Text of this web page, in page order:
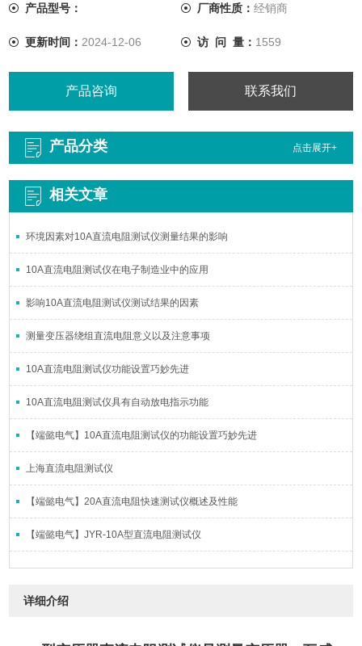
产品型号： 厂商性质： 经销商
更新时间： 2024-12-06 访 问 量： 1559
产品咨询 联系我们
产品分类 点击展开+
相关文章
环境因素对10A直流电阻测试仪测量结果的影响
10A直流电阻测试仪在电子制造业中的应用
影响10A直流电阻测试仪测试结果的因素
测量变压器绕组直流电阻意义以及注意事项
10A直流电阻测试仪功能设置巧妙先进
10A直流电阻测试仪具有自动放电指示功能
【端懿电气】10A直流电阻测试仪的功能设置巧妙先进
上海直流电阻测试仪
【端懿电气】20A直流电阻快速测试仪概述及性能
【端懿电气】JYR-10A型直流电阻测试仪
详细介绍